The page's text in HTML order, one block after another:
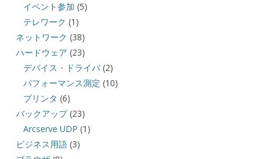
イベント参加 (5)
テレワーク (1)
ネットワーク (38)
ハードウェア (23)
デバイス・ドライバ(2)
パフォーマンス測定 (10)
プリンタ (6)
バックアップ(23)
Arcserve UDP (1)
ビジネス用語(3)